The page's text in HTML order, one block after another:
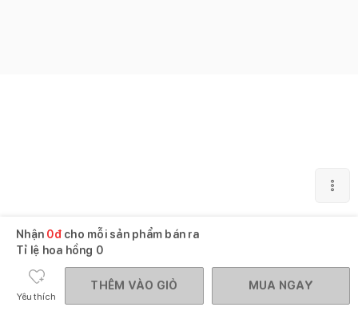
Nhận 0đcho mỗi sản phẩm bán ra
Tỉ lệ hoa hồng 0
Yêu thích
THÊM VÀO GIỎ MUA NGAY